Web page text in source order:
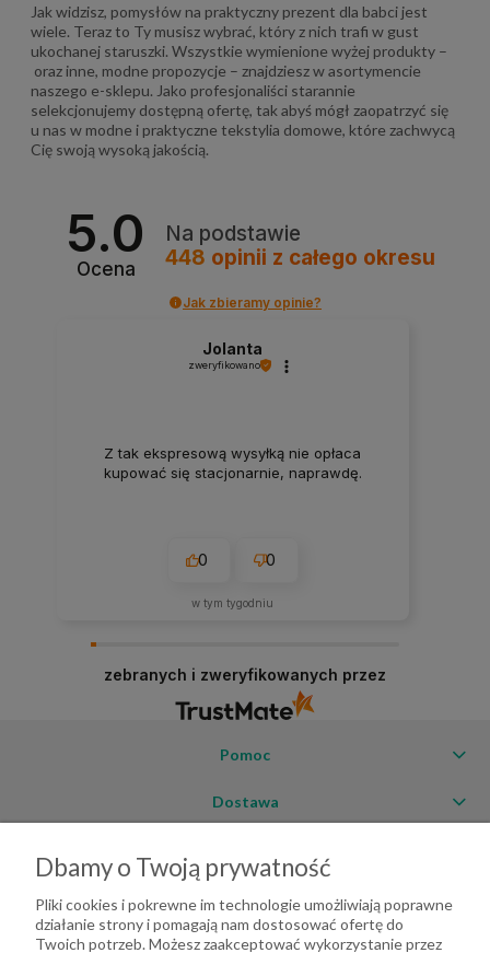
Jak widzisz, pomysłów na praktyczny prezent dla babci jest
wiele. Teraz to Ty musisz wybrać, który z nich trafi w gust
ukochanej staruszki. Wszystkie wymienione wyżej produkty –
oraz inne, modne propozycje – znajdziesz w asortymencie
naszego e-sklepu. Jako profesjonaliści starannie
selekcjonujemy dostępną ofertę, tak abyś mógł zaopatrzyć się
u nas w modne i praktyczne tekstylia domowe, które zachwycą
Cię swoją wysoką jakością.
5.0
Ocena
Na podstawie
448 opinii z całego okresu
Jak zbieramy opinie?
Jolanta
zweryfikowano
Z tak ekspresową wysyłką nie opłaca
kupować się stacjonarnie, naprawdę.
0 0
w tym tygodniu
zebranych i zweryfikowanych przez
Pomoc
Dostawa
O firmie
Dbamy o Twoją prywatność
Pliki cookies i pokrewne im technologie umożliwiają poprawne
działanie strony i pomagają nam dostosować ofertę do
Twoich potrzeb. Możesz zaakceptować wykorzystanie przez